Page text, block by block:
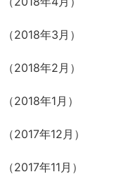
2018年3月）
2018年2月）
2018年1月）
2017年12月）
2017年11月）